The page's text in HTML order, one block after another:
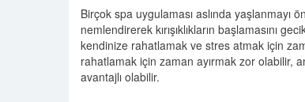
Birçok spa uygulaması aslında yaşlanmayı
nemlendirerek kırışıklıkların başlamasını
kendinize rahatlamak ve stres atmak için
rahatlamak için zaman ayırmak zor olabilir,
avantajlı olabilir.